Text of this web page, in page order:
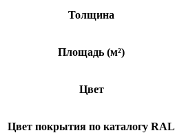
Толщина
Площадь (м²)
Цвет
Цвет покрытия по каталогу RAL